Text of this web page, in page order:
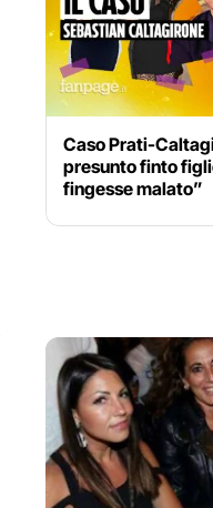
Caso Prati-
presunto finto
fingesse malato”